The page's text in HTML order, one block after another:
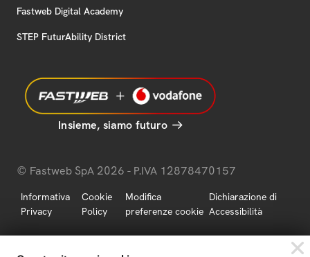
Fastweb Digital Academy
STEP FuturAbility District
Insieme, siamo futuro
© Fastweb SpA 2026 - P.IVA 12878470157
Informativa
Privacy
Cookie
Policy
Modifica
preferenze cookie
Dichiarazione di
Accessibilità